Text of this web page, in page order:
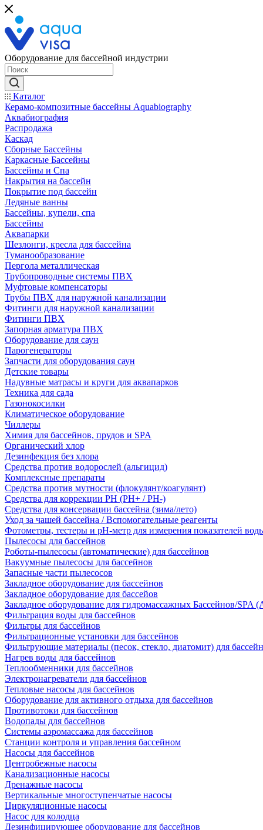
Оборудование для бассейной индустрии
Каталог
Керамо-композитные бассейны Aquabiography
Аквабиография
Распродажа
Каскад
Сборные Бассейны
Каркасные Бассейны
Бассейны и Спа
Накрытия на бассейн
Покрытие под бассейн
Ледяные ванны
Бассейны, купели, спа
Бассейны
Аквапарки
Шезлонги, кресла для бассейна
Туманообразование
Пергола металлическая
Трубопроводные системы ПВХ
Муфтовые компенсаторы
Трубы ПВХ для наружной канализации
Фитинги для наружной канализации
Фитинги ПВХ
Запорная арматура ПВХ
Оборудование для саун
Парогенераторы
Запчасти для оборудования саун
Детские товары
Надувные матрасы и круги для аквапарков
Техника для сада
Газонокосилки
Климатическое оборудование
Чиллеры
Химия для бассейнов, прудов и SPA
Органический хлор
Дезинфекция без хлора
Средства против водорослей (альгицид)
Комплексные препараты
Средства против мутности (флокулянт/коагулянт)
Средства для коррекции PH (PH+ / PH-)
Средства для консервации бассейна (зима/лето)
Уход за чашей бассейна / Вспомогательные реагенты
Фотометры, тестеры и рН-метр для измерения показателей
Пылесосы для бассейнов
Роботы-пылесосы (автоматические) для бассейнов
Вакуумные пылесосы для бассейнов
Запасные части пылесосов
Закладное оборудование для бассейнов
Закладное оборудование для бассейов
Закладное оборудование для гидромассажных Бассейнов/SPA
Фильтрация воды для бассейнов
Фильтры для бассейнов
Фильтрационные установки для бассейнов
Фильтрующие материалы (песок, стекло, диатомит) для
Нагрев воды для бассейнов
Теплообменники для бассейнов
Электронагреватели для бассейнов
Тепловые насосы для бассейнов
Оборудование для активного отдыха для бассейнов
Противотоки для бассейнов
Водопады для бассейнов
Системы аэромассажа для бассейнов
Станции контроля и управления бассейном
Насосы для бассейнов
Центробежные насосы
Канализационные насосы
Дренажные насосы
Вертикальные многоступенчатые насосы
Циркуляционные насосы
Насос для колодца
Дезинфицирующее оборудование для бассейнов